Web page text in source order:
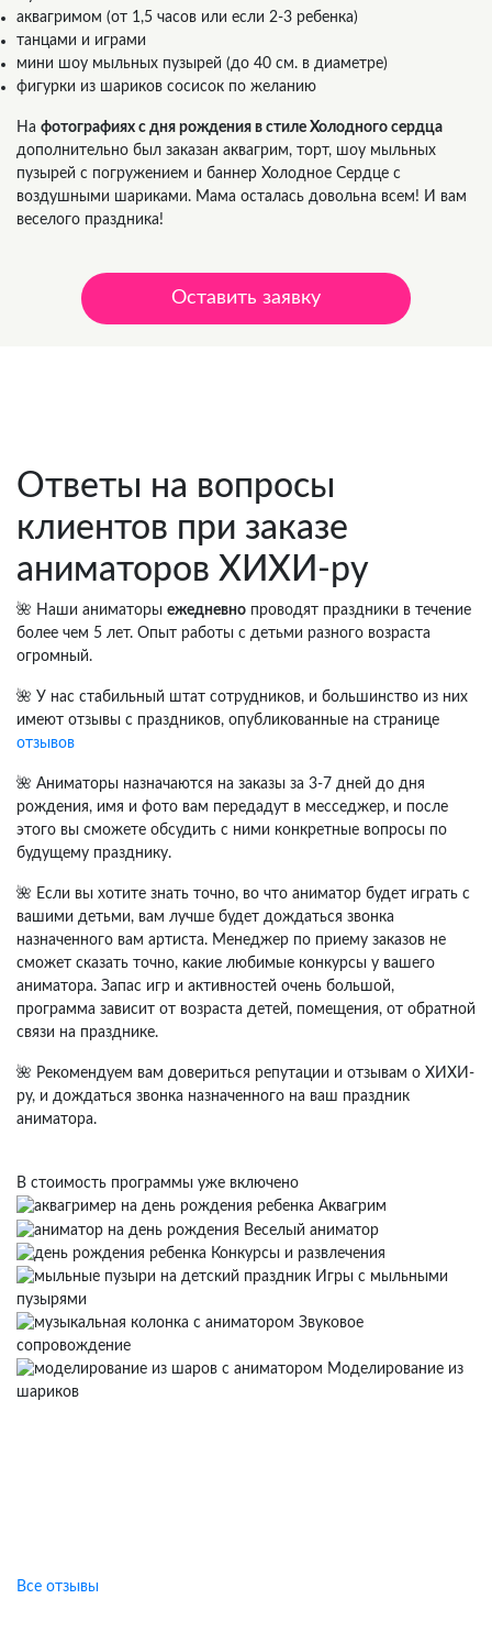
аквагримом (от 1,5 часов или если 2-3 ребенка)
танцами и играми
мини шоу мыльных пузырей (до 40 см. в диаметре)
фигурки из шариков сосисок по желанию
На фотографиях с дня рождения в стиле Холодного сердца
дополнительно был заказан аквагрим, торт, шоу мыльных
пузырей с погружением и баннер Холодное Сердце с
воздушными шариками. Мама осталась довольна всем! И вам
веселого праздника!
Оставить заявку
Ответы на вопросы
клиентов при заказе
аниматоров ХИХИ-ру
🌺 Наши аниматоры ежедневно проводят праздники в течение
более чем 5 лет. Опыт работы с детьми разного возраста
огромный.
🌺 У нас стабильный штат сотрудников, и большинство из них
имеют отзывы с праздников, опубликованные на странице
отзывов
🌺 Аниматоры назначаются на заказы за 3-7 дней до дня
рождения, имя и фото вам передадут в месседжер, и после
этого вы сможете обсудить с ними конкретные вопросы по
будущему празднику.
🌺 Если вы хотите знать точно, во что аниматор будет играть с
вашими детьми, вам лучше будет дождаться звонка
назначенного вам артиста. Менеджер по приему заказов не
сможет сказать точно, какие любимые конкурсы у вашего
аниматора. Запас игр и активностей очень большой,
программа зависит от возраста детей, помещения, от обратной
связи на празднике.
🌺 Рекомендуем вам довериться репутации и отзывам о ХИХИ-
ру, и дождаться звонка назначенного на ваш праздник
аниматора.
В стоимость программы уже включено
Аквагрим
Веселый аниматор
Конкурсы и развлечения
Игры с мыльными
пузырями
Звуковое
сопровождение
Моделирование из
шариков
Все отзывы